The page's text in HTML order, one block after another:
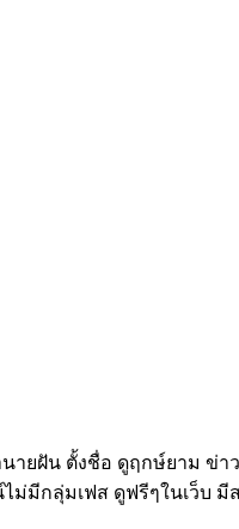
ยฝัน ตั้งชื่อ ดูฤกษ์ยาม ข่
ม่มีกลุ่มเฟส ดูฟรีๆในเว็บ มี